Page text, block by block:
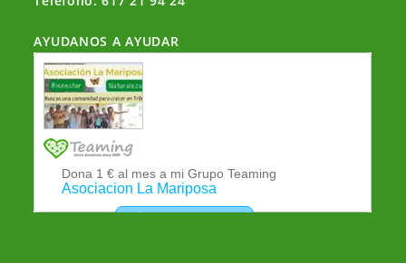
p
p
o
o
k
m tir
AYUDANOS A AYUDAR